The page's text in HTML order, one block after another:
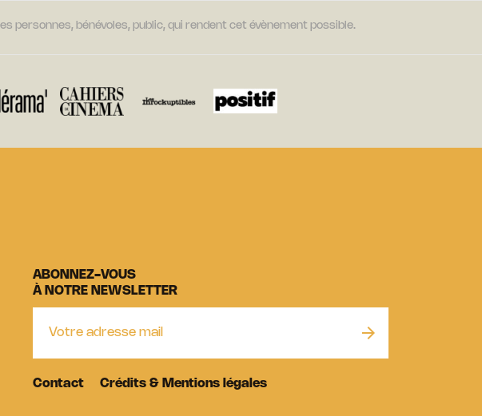
personnes, bénévoles, public, qui rendent cet évènement possible.
ABONNEZ-VOUS
À NOTRE NEWSLETTER
Contact Crédits & Mentions légales